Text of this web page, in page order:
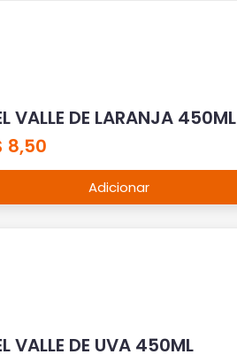
VALLE DE LARANJA 450ML
8,50
Adicionar
VALLE DE UVA 450ML